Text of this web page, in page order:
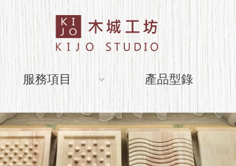
服務項目 產品型錄